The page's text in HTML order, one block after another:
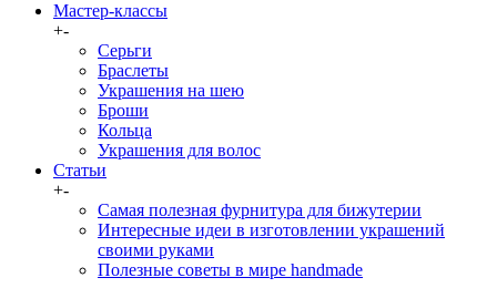
Мастер-классы
+-
Серьги
Браслеты
Украшения на шею
Броши
Кольца
Украшения для волос
Статьи
+-
Самая полезная фурнитура для бижутерии
Интересные идеи в изготовлении украшений
своими руками
Полезные советы в мире handmade